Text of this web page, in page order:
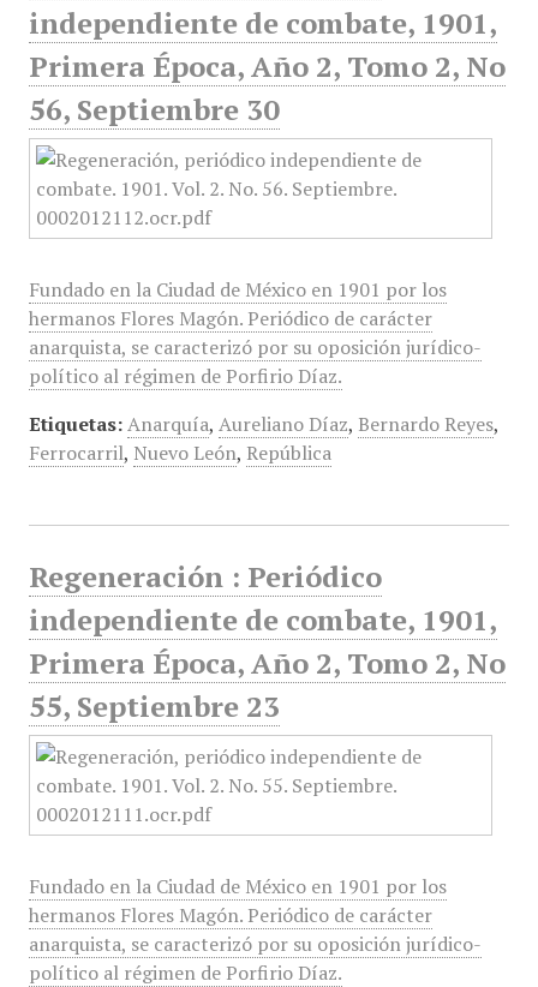
independiente de combate, 1901,
Primera Época, Año 2, Tomo 2, No
56, Septiembre 30
Fundado en la Ciudad de México en 1901 por los
hermanos Flores Magón. Periódico de carácter
anarquista, se caracterizó por su oposición jurídico-
político al régimen de Porfirio Díaz.
Etiquetas: Anarquía, Aureliano Díaz, Bernardo Reyes,
Ferrocarril, Nuevo León, República
Regeneración : Periódico
independiente de combate, 1901,
Primera Época, Año 2, Tomo 2, No
55, Septiembre 23
Fundado en la Ciudad de México en 1901 por los
hermanos Flores Magón. Periódico de carácter
anarquista, se caracterizó por su oposición jurídico-
político al régimen de Porfirio Díaz.